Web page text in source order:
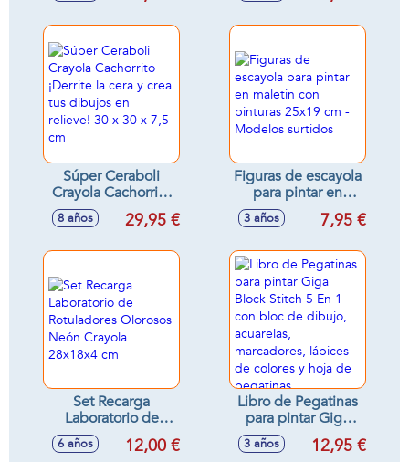
Súper Ceraboli
Crayola Cachorrito
¡Derrite la cera y
crea tus dibujos en
8 años 29,95 €
Figuras de escayola
para pintar en
maletin con
pinturas 25x19 cm -
3 años 7,95 €
Set Recarga
Laboratorio de
Rotuladores
Olorosos Neón
6 años 12,00 €
Libro de Pegatinas
para pintar Giga
Block Stitch 5 En 1
con bloc de dibujo,
3 años 12,95 €